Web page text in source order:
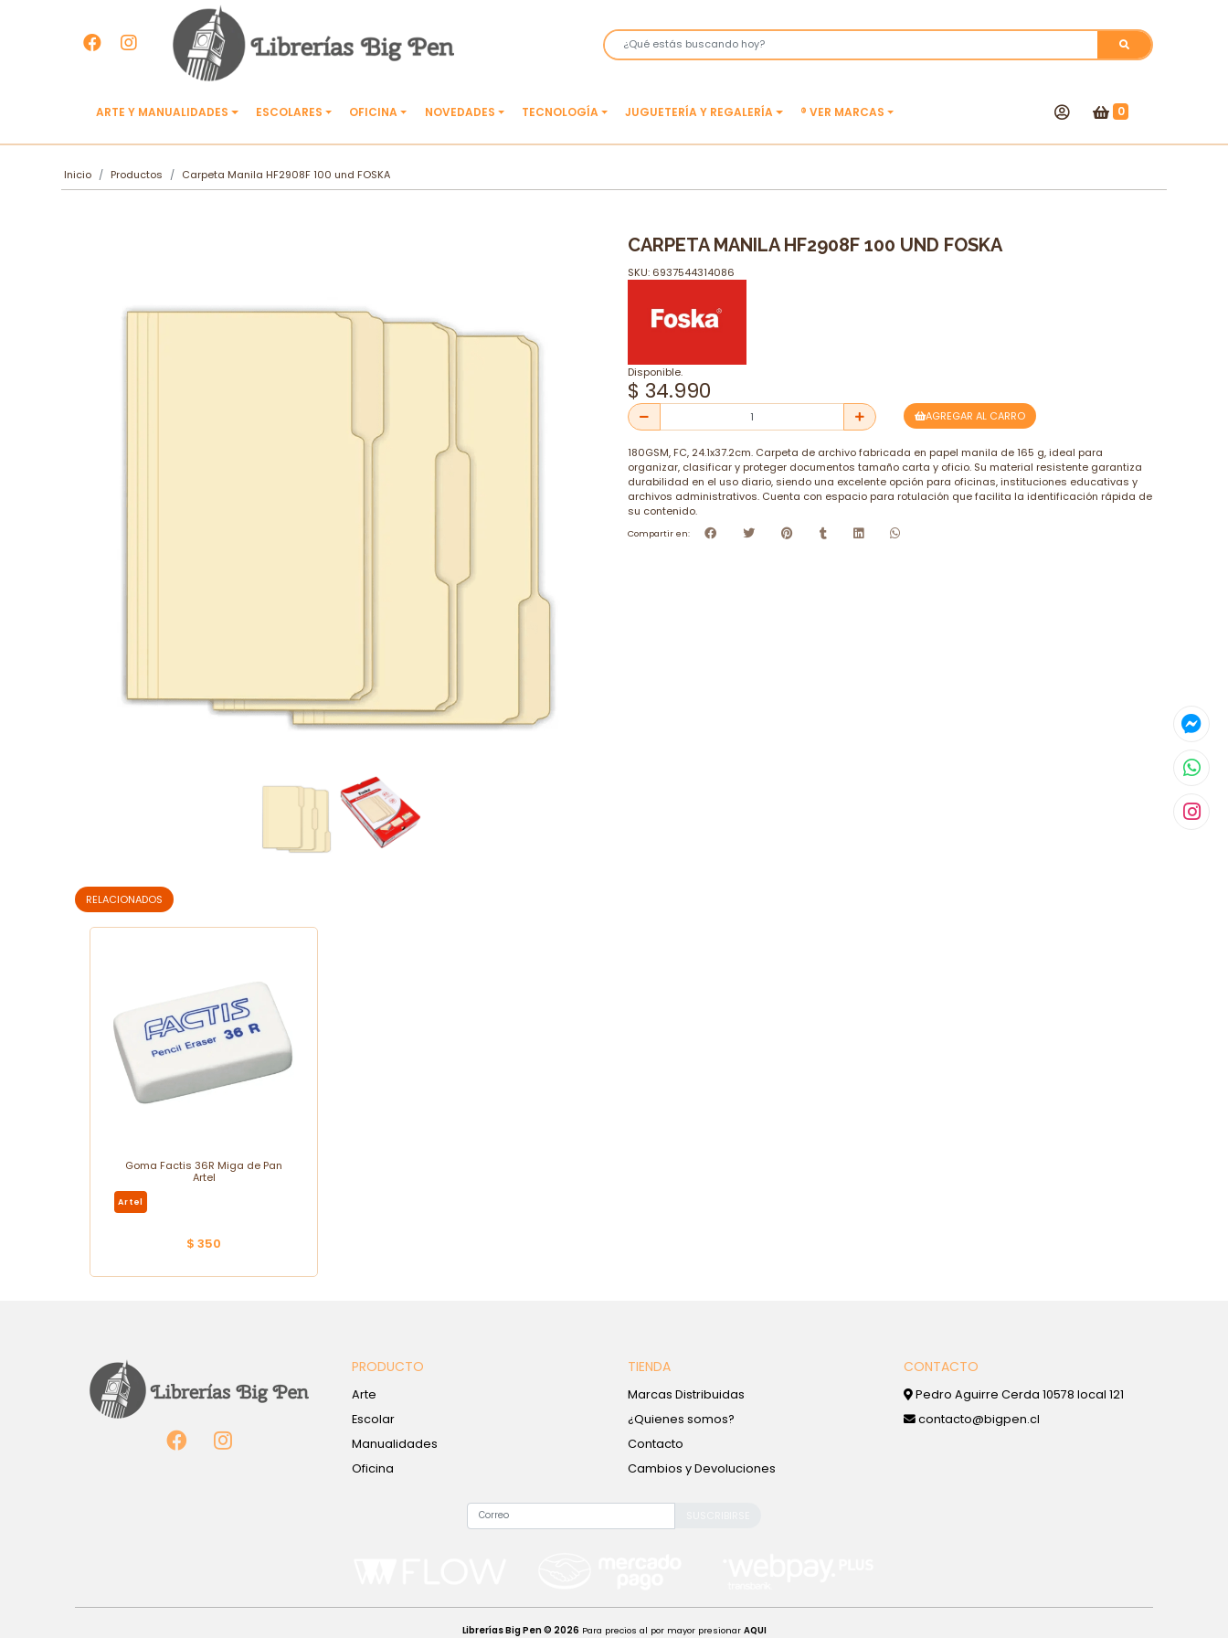
ARTE Y MANUALIDADES ESCOLARES OFICINA NOVEDADES TECNOLOGÍA JUGUETERÍA Y REGALERÍA ® VER MARCAS 0
Inicio Productos Carpeta Manila HF2908F 100 und FOSKA
CARPETA MANILA HF2908F 100 UND FOSKA
SKU: 6937544314086
Disponible.
$ 34.990
AGREGAR AL CARRO
180GSM, FC, 24.1x37.2cm. Carpeta de archivo fabricada en papel manila de 165 g, ideal para
organizar, clasificar y proteger documentos tamaño carta y oficio. Su material resistente garantiza
durabilidad en el uso diario, siendo una excelente opción para oficinas, instituciones educativas y
archivos administrativos. Cuenta con espacio para rotulación que facilita la identificación rápida de
su contenido.
Compartir en:
Goma Factis 36R Miga de Pan
Artel
Artel
$ 350
RELACIONADOS
PRODUCTO
Arte
Escolar
Manualidades
Oficina
TIENDA
Marcas Distribuidas
¿Quienes somos?
Contacto
Cambios y Devoluciones
CONTACTO
Pedro Aguirre Cerda 10578 local 121
contacto@bigpen.cl
Librerías Big Pen © 2026 Para precios al por mayor presionar AQUI